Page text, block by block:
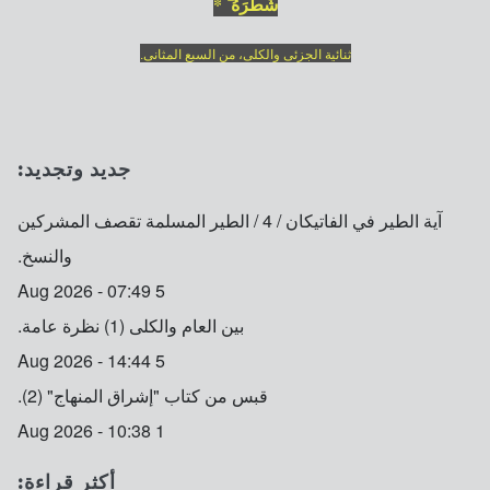
ثنائية الجزئى والكلى، من السبع المثانى.
جديد وتجديد:
آية الطير في الفاتيكان / 4 / الطير المسلمة تقصف المشركين
والنسخ.
5 Aug 2026 - 07:49
بين العام والكلى (1) نظرة عامة.
5 Aug 2026 - 14:44
قبس من كتاب "إشراق المنهاج" (2).
1 Aug 2026 - 10:38
أكثر قراءة: